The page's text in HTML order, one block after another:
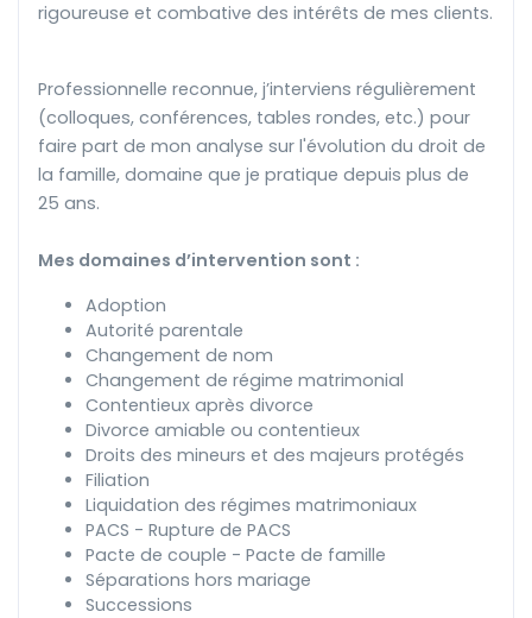
rigoureuse et combative des intérêts de mes clients.
Professionnelle reconnue, j’interviens régulièrement
(colloques, conférences, tables rondes, etc.) pour
faire part de mon analyse sur l'évolution du droit de
la famille, domaine que je pratique depuis plus de
25 ans.
Mes domaines d’intervention sont :
Adoption
Autorité parentale
Changement de nom
Changement de régime matrimonial
Contentieux après divorce
Divorce amiable ou contentieux
Droits des mineurs et des majeurs protégés
Filiation
Liquidation des régimes matrimoniaux
PACS - Rupture de PACS
Pacte de couple - Pacte de famille
Séparations hors mariage
Successions